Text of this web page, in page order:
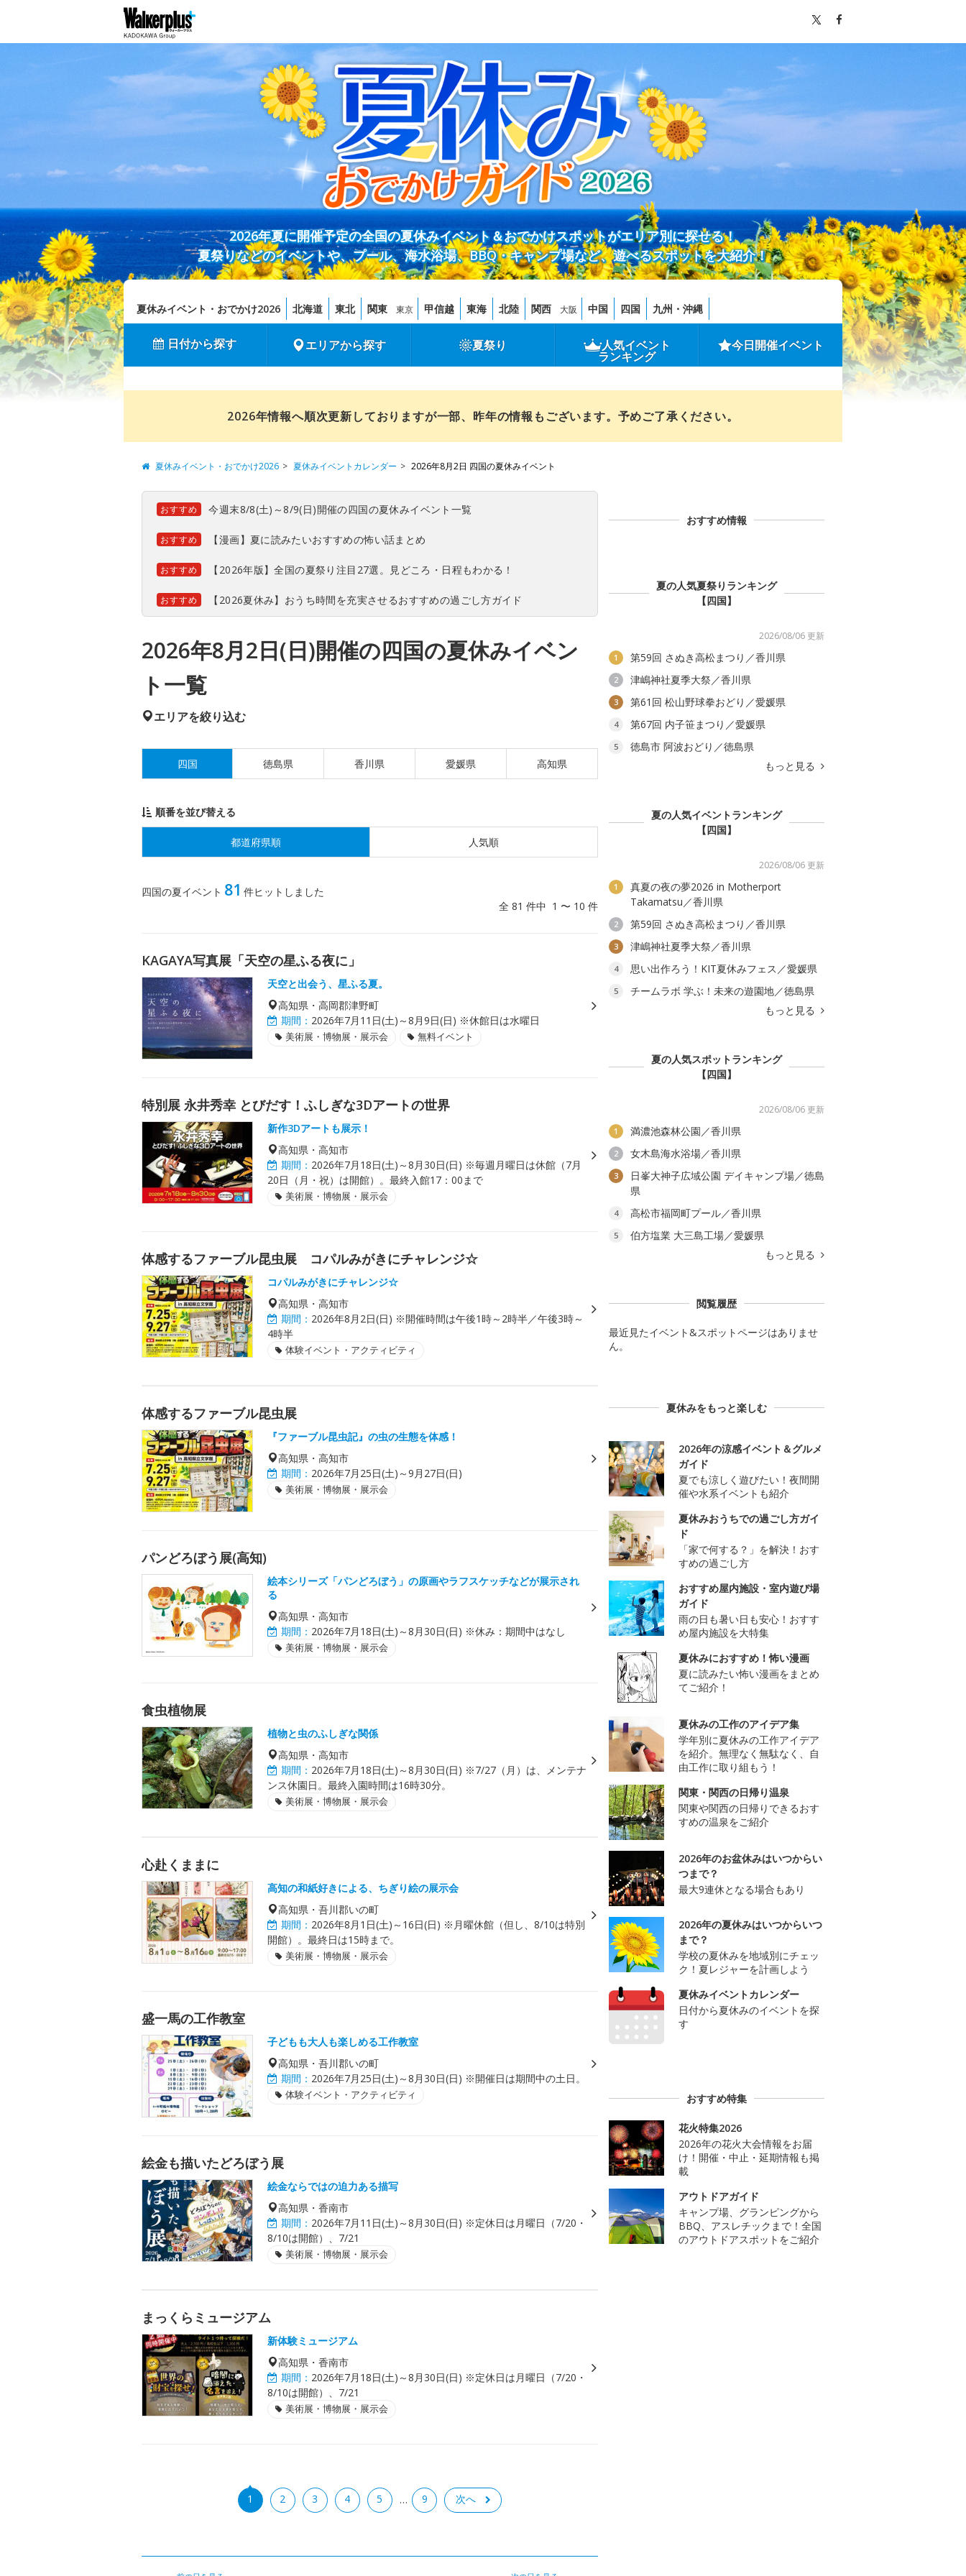
2026年夏に開催予定の全国の夏休みイベント＆おでかけスポットがエリア別に探せる！
夏祭りなどのイベントや、プール、海水浴場、BBQ・キャンプ場など、遊べるスポットを大紹介！
夏休みイベント・おでかけ2026 北海道 東北 関東 東京 甲信越 東海 北陸 関西 大阪 中国 四国 九州・沖縄
日付から探す エリアから探す 夏祭り 人気イベント
ランキング
今日開催イベント
2026年情報へ順次更新しておりますが一部、昨年の情報もございます。予めご了承ください。
夏休みイベント・おでかけ2026 夏休みイベントカレンダー 2026年8月2日 四国の夏休みイベント
おすすめ 今週末8/8(土)～8/9(日)開催の四国の夏休みイベント一覧
おすすめ 【漫画】夏に読みたいおすすめの怖い話まとめ
おすすめ 【2026年版】全国の夏祭り注目27選。見どころ・日程もわかる！
おすすめ 【2026夏休み】おうち時間を充実させるおすすめの過ごし方ガイド
2026年8月2日(日)開催の四国の夏休みイベン
ト一覧
エリアを絞り込む
四国 徳島県 香川県 愛媛県 高知県
順番を並び替える
都道府県順 人気順
四国の夏イベント 81 件ヒットしました
全 81 件中 1 〜 10 件
KAGAYA写真展「天空の星ふる夜に」
天空と出会う、星ふる夏。
高知県・高岡郡津野町
期間： 2026年7月11日(土)～8月9日(日) ※休館日は水曜日
美術展・博物展・展示会 無料イベント
特別展 永井秀幸 とびだす！ふしぎな3Dアートの世界
新作3Dアートも展示！
高知県・高知市
期間： 2026年7月18日(土)～8月30日(日) ※毎週月曜日は休館（7月
20日（月・祝）は開館）。最終入館17：00まで
美術展・博物展・展示会
体感するファーブル昆虫展 コパルみがきにチャレンジ☆
コパルみがきにチャレンジ☆
高知県・高知市
期間： 2026年8月2日(日) ※開催時間は午後1時～2時半／午後3時～
4時半
体験イベント・アクティビティ
体感するファーブル昆虫展
『ファーブル昆虫記』の虫の生態を体感！
高知県・高知市
期間： 2026年7月25日(土)～9月27日(日)
美術展・博物展・展示会
パンどろぼう展(高知)
絵本シリーズ「パンどろぼう」の原画やラフスケッチなどが展示され
る
高知県・高知市
期間： 2026年7月18日(土)～8月30日(日) ※休み：期間中はなし
美術展・博物展・展示会
食虫植物展
植物と虫のふしぎな関係
高知県・高知市
期間： 2026年7月18日(土)～8月30日(日) ※7/27（月）は、メンテナ
ンス休園日。最終入園時間は16時30分。
美術展・博物展・展示会
心赴くままに
高知の和紙好きによる、ちぎり絵の展示会
高知県・吾川郡いの町
期間： 2026年8月1日(土)～16日(日) ※月曜休館（但し、8/10は特別
開館）。最終日は15時まで。
美術展・博物展・展示会
盛一馬の工作教室
子どもも大人も楽しめる工作教室
高知県・吾川郡いの町
期間： 2026年7月25日(土)～8月30日(日) ※開催日は期間中の土日。
体験イベント・アクティビティ
絵金も描いたどろぼう展
絵金ならではの迫力ある描写
高知県・香南市
期間： 2026年7月11日(土)～8月30日(日) ※定休日は月曜日（7/20・
8/10は開館）、7/21
美術展・博物展・展示会
まっくらミュージアム
新体験ミュージアム
高知県・香南市
期間： 2026年7月18日(土)～8月30日(日) ※定休日は月曜日（7/20・
8/10は開館）、7/21
美術展・博物展・展示会
1 2 3 4 5 … 9 次へ
おすすめ情報
夏の人気夏祭りランキング
【四国】
2026/08/06 更新
1 第59回 さぬき高松まつり／香川県
2 津嶋神社夏季大祭／香川県
3 第61回 松山野球拳おどり／愛媛県
4 第67回 内子笹まつり／愛媛県
5
徳島市 阿波おどり／徳島県
もっと見る
夏の人気イベントランキング
【四国】
2026/08/06 更新
1
真夏の夜の夢2026 in Motherport
Takamatsu／香川県
2 第59回 さぬき高松まつり／香川県
3 津嶋神社夏季大祭／香川県
4 思い出作ろう！KIT夏休みフェス／愛媛県
5
チームラボ 学ぶ！未来の遊園地／徳島県
もっと見る
夏の人気スポットランキング
【四国】
2026/08/06 更新
1 満濃池森林公園／香川県
2 女木島海水浴場／香川県
3
日峯大神子広域公園 デイキャンプ場／徳島
県
4 高松市福岡町プール／香川県
5
伯方塩業 大三島工場／愛媛県
もっと見る
閲覧履歴
最近見たイベント&スポットページはありませ
ん。
夏休みをもっと楽しむ
2026年の涼感イベント＆グルメ
ガイド
夏でも涼しく遊びたい！夜間開
催や水系イベントも紹介
夏休みおうちでの過ごし方ガイ
ド
「家で何する？」を解決！おす
すめの過ごし方
おすすめ屋内施設・室内遊び場
ガイド
雨の日も暑い日も安心！おすす
め屋内施設を大特集
夏休みにおすすめ！怖い漫画
夏に読みたい怖い漫画をまとめ
てご紹介！
夏休みの工作のアイデア集
学年別に夏休みの工作アイデア
を紹介。無理なく無駄なく、自
由工作に取り組もう！
関東・関西の日帰り温泉
関東や関西の日帰りできるおす
すめの温泉をご紹介
2026年のお盆休みはいつからい
つまで？
最大9連休となる場合もあり
2026年の夏休みはいつからいつ
まで？
学校の夏休みを地域別にチェッ
ク！夏レジャーを計画しよう
夏休みイベントカレンダー
日付から夏休みのイベントを探
す
おすすめ特集
花火特集2026
2026年の花火大会情報をお届
け！開催・中止・延期情報も掲
載
アウトドアガイド
キャンプ場、グランピングから
BBQ、アスレチックまで！全国
のアウトドアスポットをご紹介